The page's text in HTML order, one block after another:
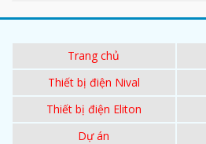
Trang chủ
Thiết bị điện Nival
Thiết bị điện Eliton
Dự án